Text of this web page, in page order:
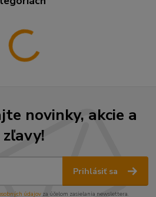
novinky, akcie a
zľavy!
Prihlásiť sa
údajov za účelom zasielania newslettera.